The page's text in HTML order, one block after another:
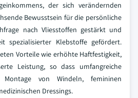
der sich verändernden
Bewusstsein für die persönliche
nach Vliesstoffen gestärkt und
spezialisierter Klebstoffe gefördert.
Vorteile wie erhöhte Haftfestigkeit,
Leistung, so dass umfangreiche
von Windeln, femininen
Dressings.